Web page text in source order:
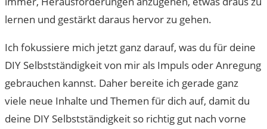
lernen und gestärkt daraus hervor zu gehen.
Ich fokussiere mich jetzt ganz darauf, was du für deine
DIY Selbstständigkeit von mir als Impuls oder Anregung
gebrauchen kannst. Daher bereite ich gerade ganz
viele neue Inhalte und Themen für dich auf, damit du
deine DIY Selbstständigkeit so richtig gut nach vorne